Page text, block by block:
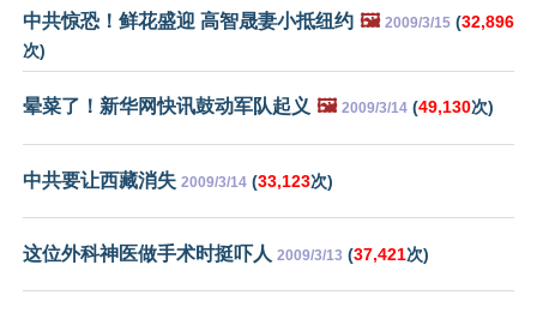
中共惊恐！鲜花盛迎 高智晟妻小抵纽约 🖼️ 2009/3/15 (32,896
次)
晕菜了！新华网快讯鼓动军队起义 🖼️ 2009/3/14 (49,130次)
中共要让西藏消失 2009/3/14 (33,123次)
这位外科神医做手术时挺吓人 2009/3/13 (37,421次)